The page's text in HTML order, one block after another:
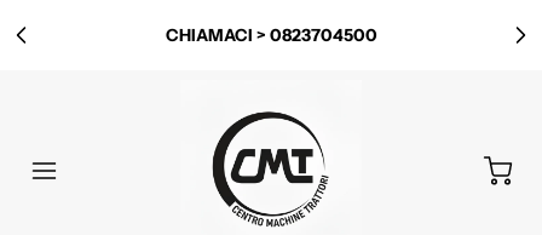
CHIAMACI > 0823704500